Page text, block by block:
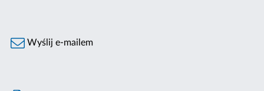
Wyślij e-mailem